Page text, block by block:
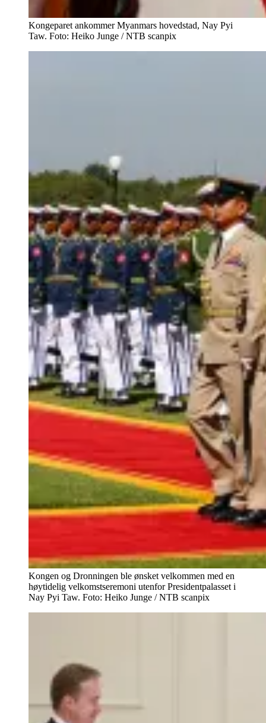
Kongeparet ankommer Myanmars hovedstad, Nay Pyi
Taw. Foto: Heiko Junge / NTB scanpix
Kongen og Dronningen ble ønsket velkommen med en
høytidelig velkomstseremoni utenfor Presidentpalasset i
Nay Pyi Taw. Foto: Heiko Junge / NTB scanpix